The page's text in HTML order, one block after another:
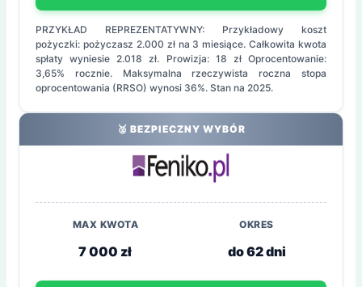
PRZYKŁAD REPREZENTATYWNY: Przykładowy koszt
pożyczki: pożyczasz 2.000 zł na 3 miesiące. Całkowita kwota
spłaty wyniesie 2.018 zł. Prowizja: 18 zł Oprocentowanie:
3,65% rocznie. Maksymalna rzeczywista roczna stopa
oprocentowania (RRSO) wynosi 36%. Stan na 2025.
🥈 BEZPIECZNY WYBÓR
MAX KWOTA
7 000 zł
OKRES
do 62 dni